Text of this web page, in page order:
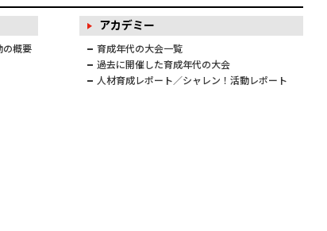
の概要
アカデミー
育成年代の大会一覧
過去に開催した育成年代の大会
人材育成レポート／シャレン！活動レポート